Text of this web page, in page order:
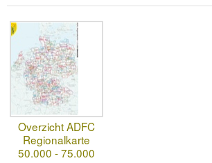
Overzicht ADFC
Regionalkarte
50.000 - 75.000